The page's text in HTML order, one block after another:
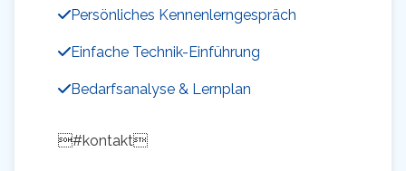
Persönliches Kennenlerngespräch
Einfache Technik-Einführung
Bedarfsanalyse & Lernplan
#kontakt